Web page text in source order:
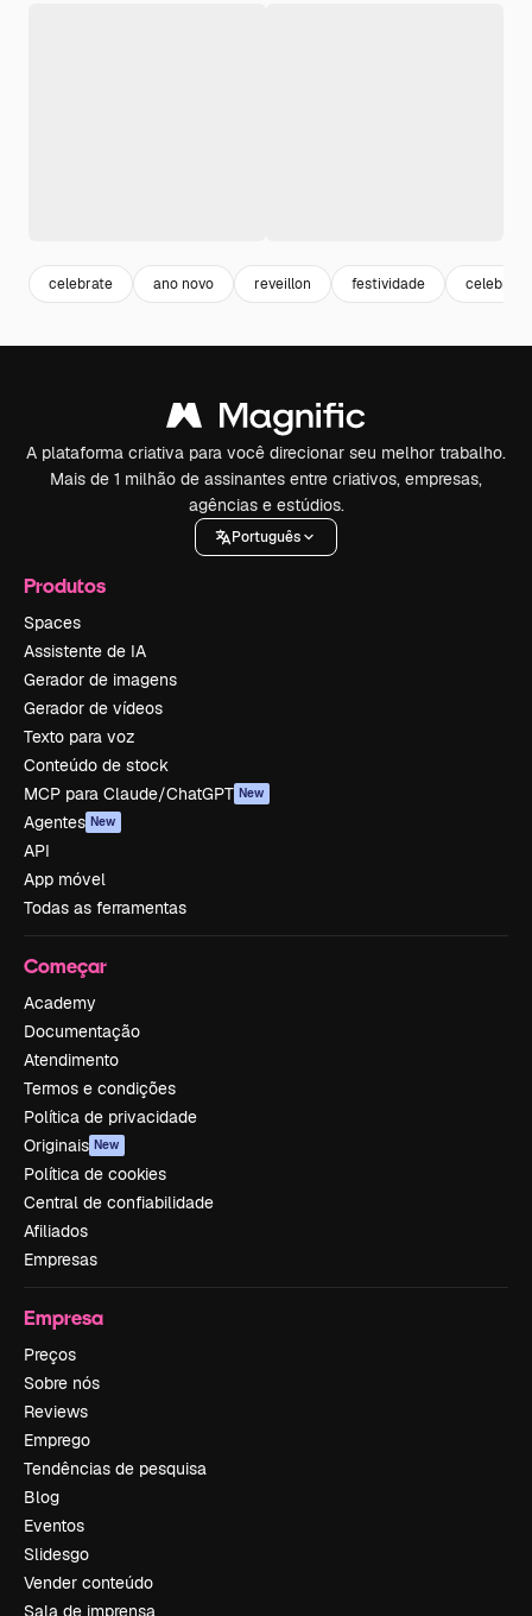
celebrate ano novo reveillon festividade
A plataforma criativa para você direcionar seu melhor trabalho.
Mais de 1 milhão de assinantes entre criativos, empresas,
agências e estúdios.
Português
Produtos
Spaces
Assistente de IA
Gerador de imagens
Gerador de vídeos
Texto para voz
Conteúdo de stock
MCP para Claude/ChatGPT New
Agentes New
API
App móvel
Todas as ferramentas
Começar
Academy
Documentação
Atendimento
Termos e condições
Política de privacidade
Originais New
Política de cookies
Central de confiabilidade
Afiliados
Empresas
Empresa
Preços
Sobre nós
Reviews
Emprego
Tendências de pesquisa
Blog
Eventos
Slidesgo
Vender conteúdo
Sala de imprensa